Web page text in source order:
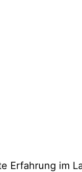
Erfahrung im